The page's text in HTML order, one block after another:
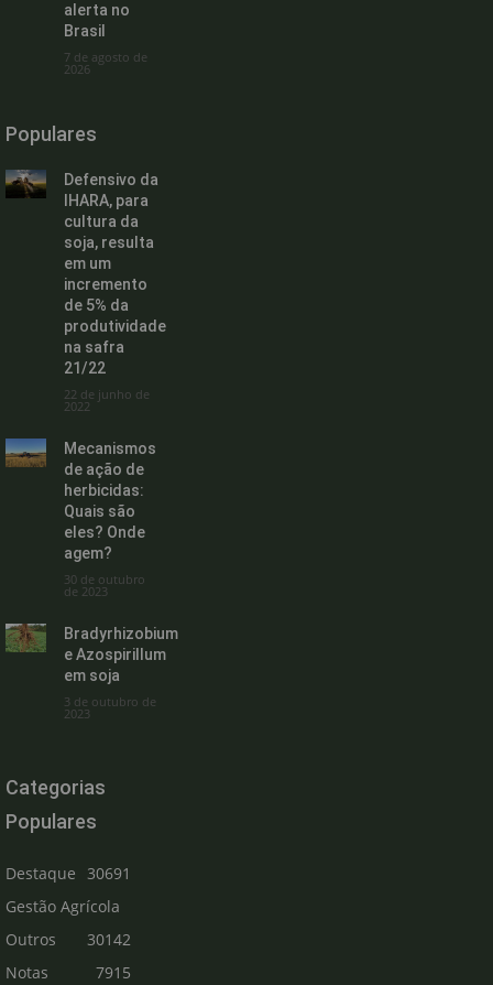
alerta no
Brasil
7 de agosto de
2026
Populares
Defensivo da
IHARA, para
cultura da
soja, resulta
em um
incremento
de 5% da
produtividade
na safra
21/22
22 de junho de
2022
Mecanismos
de ação de
herbicidas:
Quais são
eles? Onde
agem?
30 de outubro
de 2023
Bradyrhizobium
e Azospirillum
em soja
3 de outubro de
2023
Categorias
Populares
Destaque
30691
Gestão Agrícola
30142
Outros
7915
Notas